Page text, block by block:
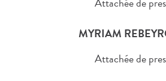
Attachée de
MYRIAM
Attachée de